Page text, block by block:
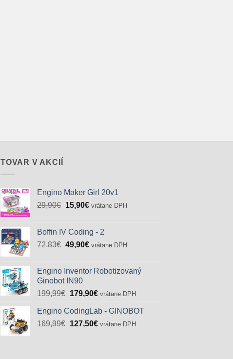
TOVAR V AKCIÍ
Engino Maker Girl 20v1
29,90€ Pôvodná
29,90€.
15,90€Aktuálna
15,90€.
vrátane DPH
Boffin IV Coding - 2
72,83€ Pôvodná
72,83€.
49,90€Aktuálna
49,90€.
vrátane DPH
Engino Inventor Robotizovaný
Ginobot IN90
199,99€ Pôvodná
bola:
199,99€.
179,90€Aktuálna
je:
179,90€.
vrátane DPH
Engino CodingLab - GINOBOT
169,99€ Pôvodná
127,50€Aktuálna
vrátane DPH